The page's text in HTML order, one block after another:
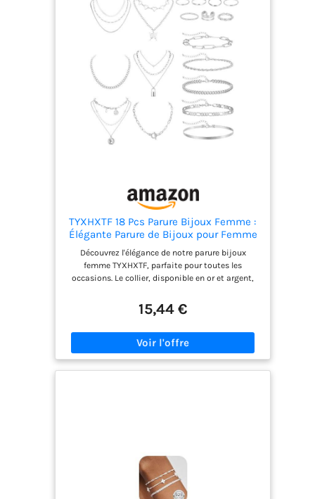
TYXHXTF 18 Pcs Parure Bijoux Femme :
Élégante Parure de Bijoux pour Femme
comprenant Collier Ras de Cou, Collier
Breloque Argent et Or, Bracelet Jonc Or,
Lot Bracelet Fantaisie, Argent
Découvrez l'élégance de notre parure bijoux
femme TYXHXTF, parfaite pour toutes les
occasions. Le collier, disponible en or et argent,
collier ras de cou femme TYXHXTF est un bijou
essentiel pour les femmes qui apprécient la mode.
argent apporte une touche moderne et raffinée à
votre style. Notre bracelet or femme, ou bracelet
or, bracelet, et autres accessoires, ces parures se
prêtent à diverses occasions. Mettez en valeur
votre personnalité avec nos bijoux femme,
incluant collier or femme et lot bracelet femme.
15,44 €